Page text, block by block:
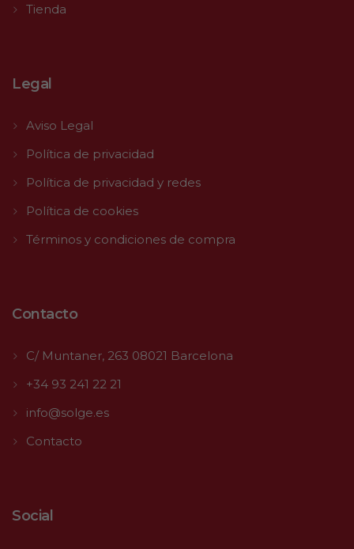
Tienda
Legal
Aviso Legal
Política de privacidad
Política de privacidad y redes
Política de cookies
Términos y condiciones de compra
Contacto
C/ Muntaner, 263 08021 Barcelona
+34 93 241 22 21
info@solge.es
Contacto
Social